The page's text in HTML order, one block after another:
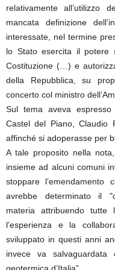
relativamente all’utilizzo
mancata definizione
interessate, nel termine
lo Stato esercita il potere
Costituzione (…) e
della Repubblica, su
concerto col ministro
Sul tema aveva
Castel del Piano, Claudio
affinché si adoperasse per
A tale proposito nella
insieme ad alcuni comuni
stoppare
avrebbe determinato il
materia attribuendo tutte
l’esperienza e la
sviluppato in questi anni
invece va salvaguardata